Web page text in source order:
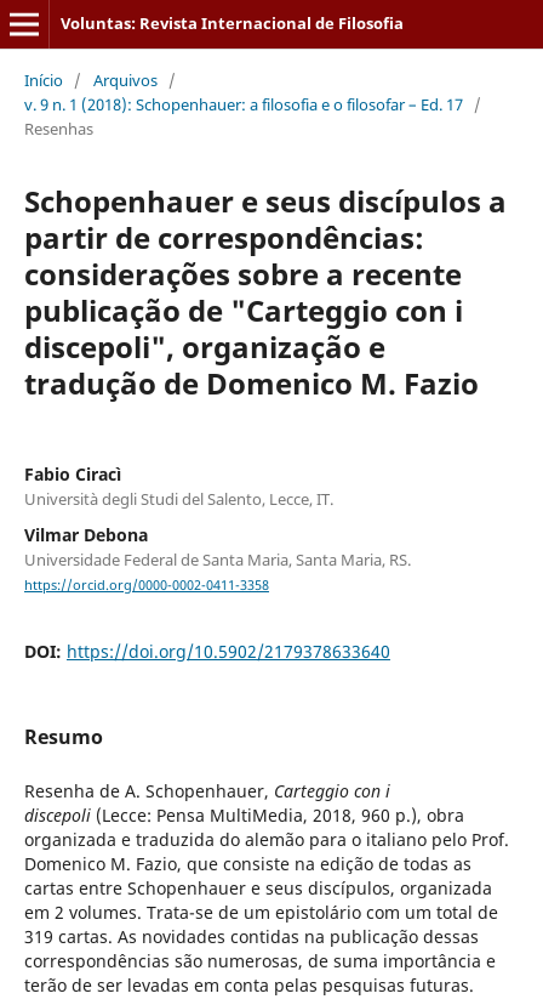
Voluntas: Revista Internacional de Filosofia
Início / Arquivos /
v. 9 n. 1 (2018): Schopenhauer: a filosofia e o filosofar – Ed. 17 /
Resenhas
Schopenhauer e seus discípulos a
partir de correspondências:
considerações sobre a recente
publicação de "Carteggio con i
discepoli", organização e
tradução de Domenico M. Fazio
Fabio Ciracì
Università degli Studi del Salento, Lecce, IT.
Vilmar Debona
Universidade Federal de Santa Maria, Santa Maria, RS.
https://orcid.org/0000-0002-0411-3358
DOI: https://doi.org/10.5902/2179378633640
Resumo
Resenha de A. Schopenhauer, Carteggio con i
discepoli(Lecce: Pensa MultiMedia, 2018, 960 p.), obra
organizada e traduzida do alemão para o italiano pelo Prof.
Domenico M. Fazio, que consiste na edição de todas as
cartas entre Schopenhauer e seus discípulos, organizada
em 2 volumes. Trata-se de um epistolário com um total de
319 cartas. As novidades contidas na publicação dessas
correspondências são numerosas, de suma importância e
terão de ser levadas em conta pelas pesquisas futuras.